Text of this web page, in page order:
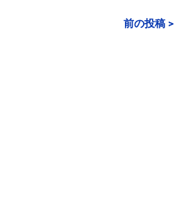
前の投稿 >